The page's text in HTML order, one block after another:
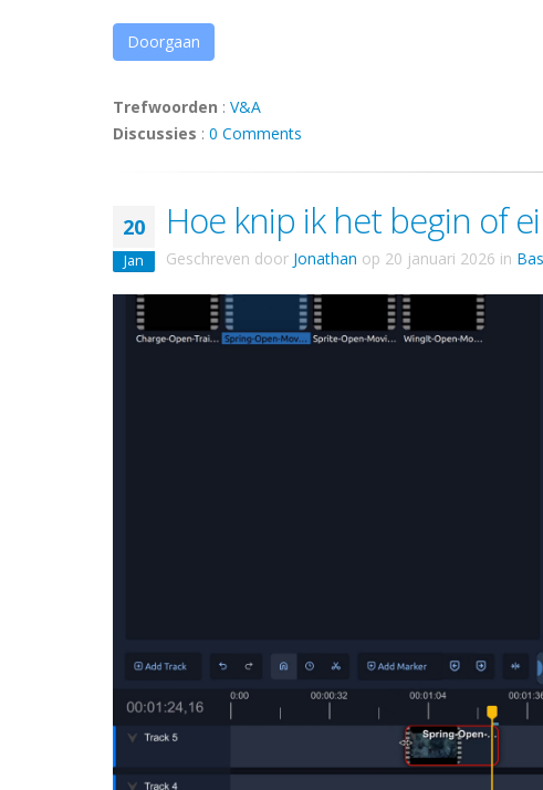
Doorgaan
Trefwoorden : V&A
Discussies : 0 Comments
20
Jan
Hoe knip ik het begin of
Geschreven door Jonathan op 20 januari 2026 in